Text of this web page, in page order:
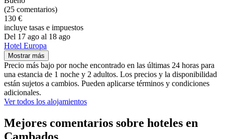
(25 comentarios)
130 €
incluye tasas e impuestos
Del 17 ago al 18 ago
Hotel Europa
Mostrar más
Precio más bajo por noche encontrado en las últimas 24 horas para
una estancia de 1 noche y 2 adultos. Los precios y la disponibilidad
están sujetos a cambios. Pueden aplicarse términos y condiciones
adicionales.
Ver todos los alojamientos
Mejores comentarios sobre hoteles en